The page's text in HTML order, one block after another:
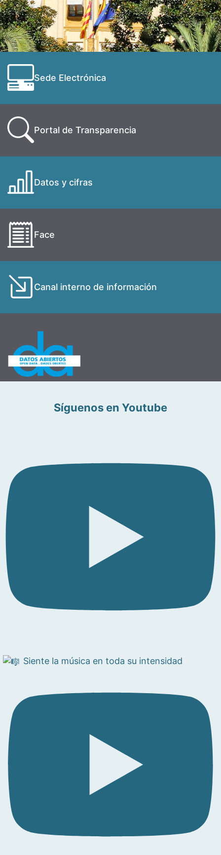
Sede Electrónica
Portal de Transparencia
Datos y cifras
Face
Canal interno de información
Síguenos en Youtube
Siente la música en toda su intensidad